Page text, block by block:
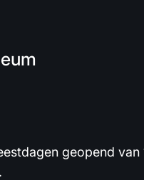
geopend van